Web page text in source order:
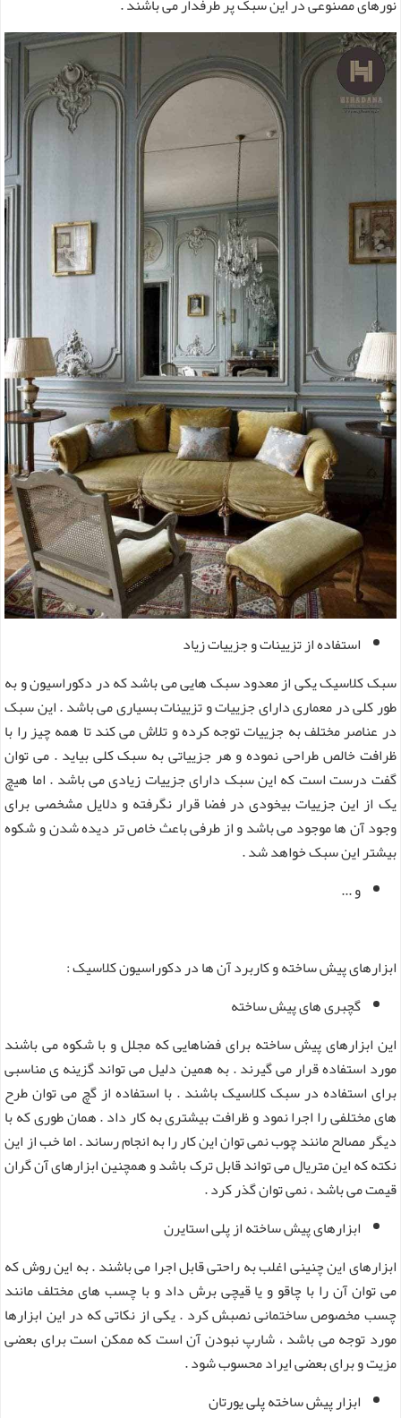
استفاده از تزیینات و جزییات زیاد
سبک کلاسیک یکی از معدود سبک هایی می باشد که در دکوراسیون و به
طور کلی در معماری دارای جزییات و تزیینات بسیاری می باشد . این سبک
در عناصر مختلف به جزییات توجه کرده و تلاش می کند تا همه چیز را با
ظرافت خالص طراحی نموده و هر جزییاتی به سبک کلی بیاید . می توان
گفت درست است که این سبک دارای جزییات زیادی می باشد . اما هیچ
یک از این جزییات بیخودی در فضا قرار نگرفته و دلایل مشخصی برای
وجود آن ها موجود می باشد و از طرفی باعث خاص تر دیده شدن و شکوه
بیشتر این سبک خواهد شد .
و ...
ابزارهای پیش ساخته و کاربرد آن ها در دکوراسیون کلاسیک :
گچبری های پیش ساخته
این ابزارهای پیش ساخته برای فضاهایی که مجلل و با شکوه می باشند
مورد استفاده قرار می گیرند . به همین دلیل می تواند گزینه ی مناسبی
برای استفاده در سبک کلاسیک باشند . با استفاده از گچ می توان طرح
های مختلفی را اجرا نمود و ظرافت بیشتری به کار داد . همان طوری که با
دیگر مصالح مانند چوب نمی توان این کار را به انجام رساند . اما خب از این
نکته که این متریال می تواند قابل ترک باشد و همچنین ابزارهای آن گران
قیمت می باشد ، نمی توان گذر کرد .
ابزارهای پیش ساخته از پلی استایرن
ابزارهای این چنینی اغلب به راحتی قابل اجرا می باشند . به این روش که
می توان آن را با چاقو و یا قیچی برش داد و با چسب های مختلف مانند
چسب مخصوص ساختمانی نصبش کرد . یکی از نکاتی که در این ابزارها
مورد توجه می باشد ، شارپ نبودن آن است که ممکن است برای بعضی
مزیت و برای بعضی ایراد محسوب شود .
ابزار پیش ساخته پلی یورتان